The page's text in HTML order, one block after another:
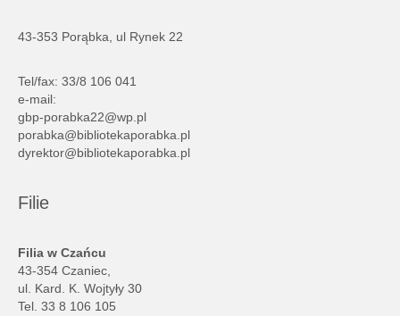
43-353 Porąbka, ul Rynek 22
Tel/fax: 33/8 106 041
e-mail:
gbp-porabka22@wp.pl
porabka@bibliotekaporabka.pl
dyrektor@bibliotekaporabka.pl
Filie
Filia w Czańcu
43-354 Czaniec,
ul. Kard. K. Wojtyły 30
Tel. 33 8 106 105